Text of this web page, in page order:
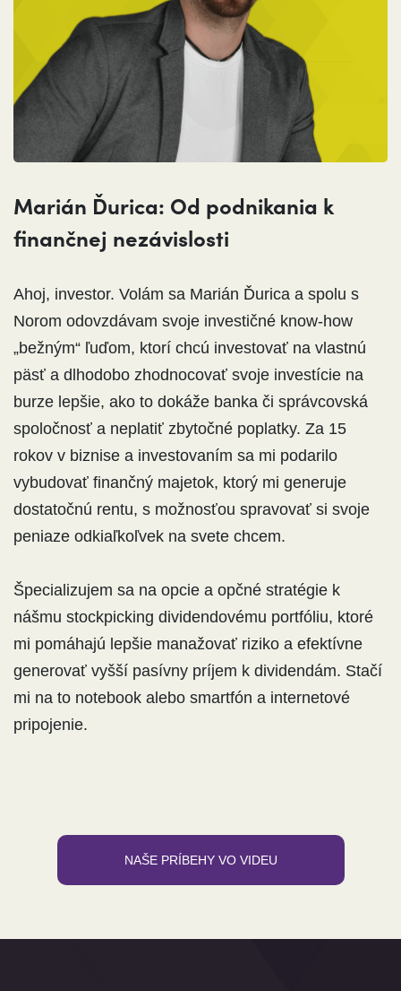
Marián Ďurica: Od podnikania k
finančnej nezávislosti
Ahoj, investor. Volám sa Marián Ďurica a spolu s
Norom odovzdávam svoje investičné know-how
„bežným“ ľuďom, ktorí chcú investovať na vlastnú
päsť a dlhodobo zhodnocovať svoje investície na
burze lepšie, ako to dokáže banka či správcovská
spoločnosť a neplatiť zbytočné poplatky. Za 15
rokov v biznise a investovaním sa mi podarilo
vybudovať finančný majetok, ktorý mi generuje
dostatočnú rentu, s možnosťou spravovať si svoje
peniaze odkiaľkoľvek na svete chcem.
Špecializujem sa na opcie a opčné stratégie k
nášmu stockpicking dividendovému portfóliu, ktoré
mi pomáhajú lepšie manažovať riziko a efektívne
generovať vyšší pasívny príjem k dividendám. Stačí
mi na to notebook alebo smartfón a internetové
pripojenie.
NAŠE PRÍBEHY VO VIDEU